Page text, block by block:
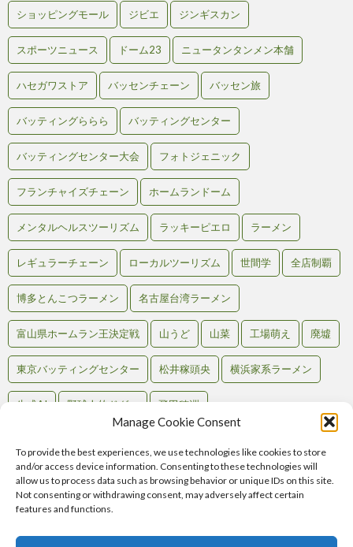
Manage Cookie Consent
To provide the best experiences, we use technologies like cookies to store
and/or access device information. Consenting to these technologies will
allow us to process data such as browsing behavior or unique IDs on this site.
Not consenting or withdrawing consent, may adversely affect certain
features and functions.
ショッピングモール ジビエ ジンギスカン
スポーツニュース ドーム23 ニュータンタンメン本舗
ハセガワストア バッセンチェーン バッセン旅
バッティングららら バッティングセンター
バッティングセンター大会 フォトジェニック
フランチャイズチェーン ホームランドーム
メンタルヘルスツーリズム ラッキーピエロ ラーメン
レギュラーチェーン ローカルツーリズム 世間学 全店制覇
博多とんこつラーメン 名古屋台湾ラーメン
富山県ホームラン王決定戦 山うど 山菜 工場萌え 廃墟
東京バッティングセンター 松井稼頭央 横浜家系ラーメン
生成AI 野球人的ドグマ 飛田穂洲
Back to Top
RSS
Atom